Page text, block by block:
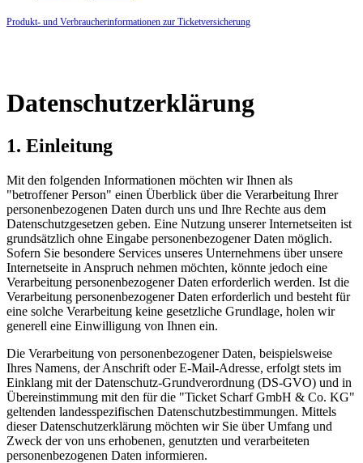
Produkt- und Verbraucherinformationen zur Ticketversicherung
Datenschutzerklärung
1. Einleitung
Mit den folgenden Informationen möchten wir Ihnen als
"betroffener Person" einen Überblick über die Verarbeitung Ihrer
personenbezogenen Daten durch uns und Ihre Rechte aus dem
Datenschutzgesetzen geben. Eine Nutzung unserer Internetseiten ist
grundsätzlich ohne Eingabe personenbezogener Daten möglich.
Sofern Sie besondere Services unseres Unternehmens über unsere
Internetseite in Anspruch nehmen möchten, könnte jedoch eine
Verarbeitung personenbezogener Daten erforderlich werden. Ist die
Verarbeitung personenbezogener Daten erforderlich und besteht für
eine solche Verarbeitung keine gesetzliche Grundlage, holen wir
generell eine Einwilligung von Ihnen ein.
Die Verarbeitung von personenbezogener Daten, beispielsweise
Ihres Namens, der Anschrift oder E-Mail-Adresse, erfolgt stets im
Einklang mit der Datenschutz-Grundverordnung (DS-GVO) und in
Übereinstimmung mit den für die "Ticket Scharf GmbH & Co. KG"
geltenden landesspezifischen Datenschutzbestimmungen. Mittels
dieser Datenschutzerklärung möchten wir Sie über Umfang und
Zweck der von uns erhobenen, genutzten und verarbeiteten
personenbezogenen Daten informieren.